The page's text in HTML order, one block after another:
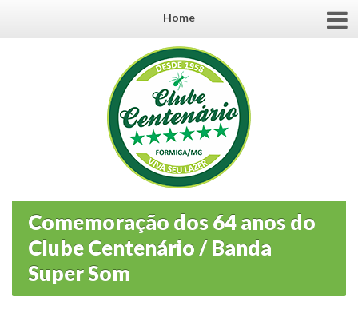
Home
Comemoração dos 64 anos do
Clube Centenário / Banda
Super Som